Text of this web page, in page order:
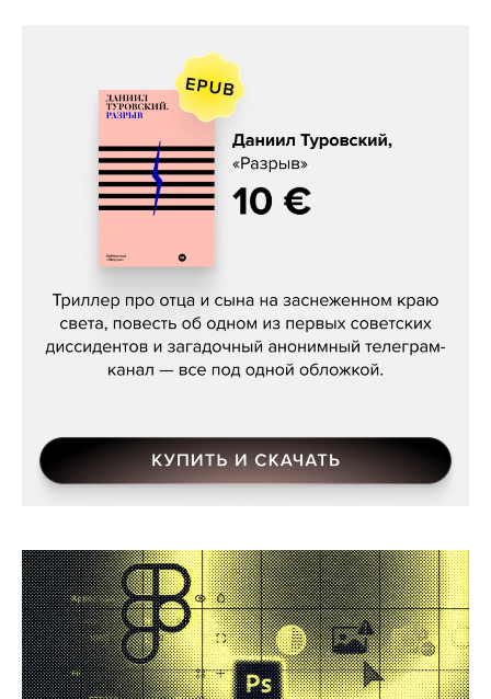
Даниил Туровский, «Разрыв»